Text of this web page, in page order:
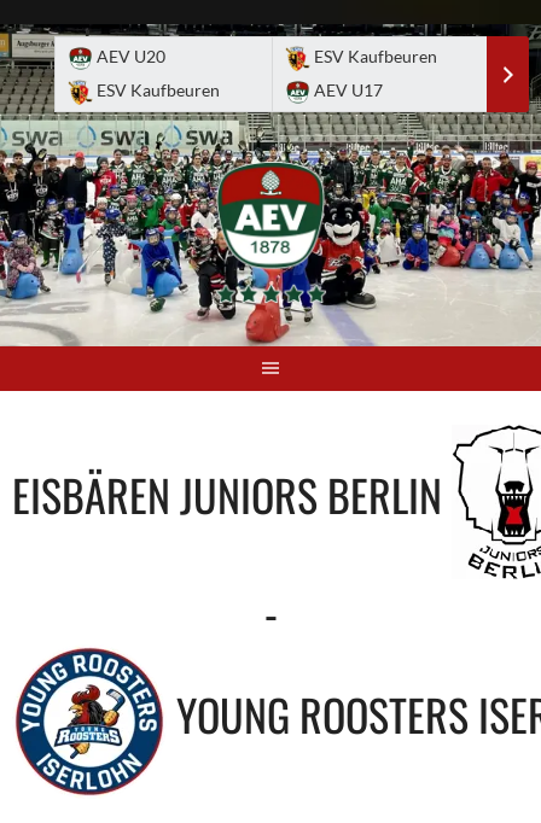
to
content
AEV U20
ESV Kaufbeuren
ESV Kaufbeuren
AEV U17
EISBÄREN JUNIORS BERLIN
-
YOUNG ROOSTERS